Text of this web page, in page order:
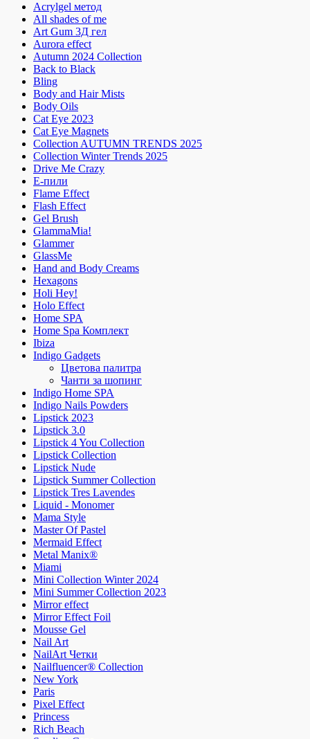
Acrylgel метод
All shades of me
Art Gum 3Д гел
Aurora effect
Autumn 2024 Collection
Back to Black
Bling
Body and Hair Mists
Body Oils
Cat Eye 2023
Cat Eye Magnets
Collection AUTUMN TRENDS 2025
Collection Winter Trends 2025
Drive Me Crazy
E-пили
Flame Effect
Flash Effect
Gel Brush
GlammaMia!
Glammer
GlassMe
Hand and Body Creams
Hexagons
Holi Hey!
Holo Effect
Home SPA
Home Spa Комплект
Ibiza
Indigo Gadgets
Цветова палитра
Чанти за шопинг
Indigo Home SPA
Indigo Nails Powders
Lipstick 2023
Lipstick 3.0
Lipstick 4 You Collection
Lipstick Collection
Lipstick Nude
Lipstick Summer Collection
Lipstick Tres Lavendes
Liquid - Monomer
Mama Style
Master Of Pastel
Mermaid Effect
Metal Manix®
Miami
Mini Collection Winter 2024
Mini Summer Collection 2023
Mirror effect
Mirror Effect Foil
Mousse Gel
Nail Art
NailArt Четки
Nailfluencer® Collection
New York
Paris
Pixel Effect
Princess
Rich Beach